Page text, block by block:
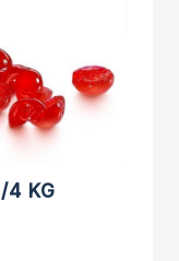
4 KG